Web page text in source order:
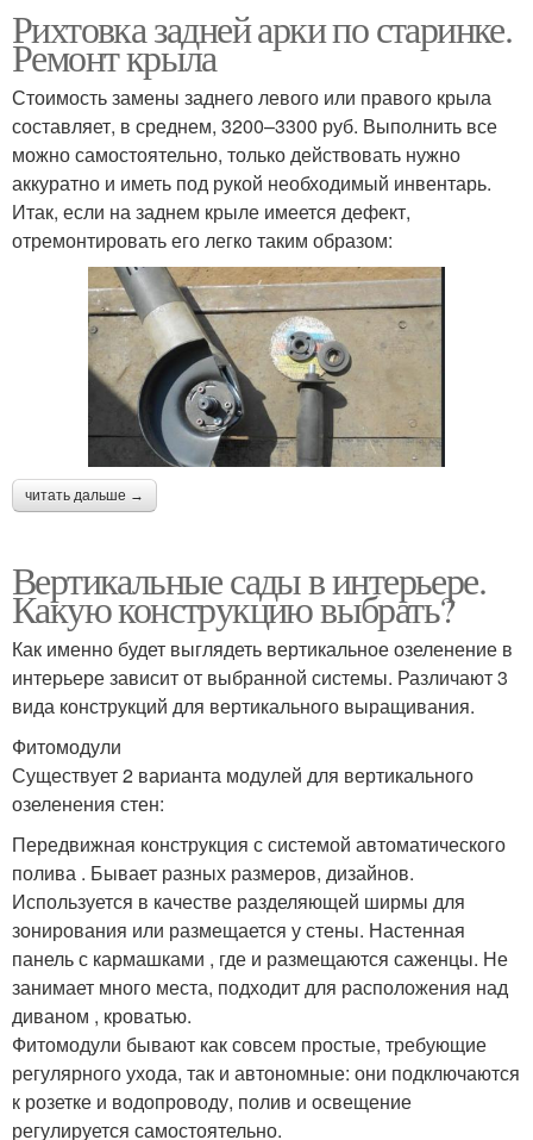
Рихтовка задней арки по старинке.
Ремонт крыла
Стоимость замены заднего левого или правого крыла
составляет, в среднем, 3200–3300 руб. Выполнить все
можно самостоятельно, только действовать нужно
аккуратно и иметь под рукой необходимый инвентарь.
Итак, если на заднем крыле имеется дефект,
отремонтировать его легко таким образом:
читать дальше →
Вертикальные сады в интерьере.
Какую конструкцию выбрать?
Как именно будет выглядеть вертикальное озеленение в
интерьере зависит от выбранной системы. Различают 3
вида конструкций для вертикального выращивания.
Фитомодули
Существует 2 варианта модулей для вертикального
озеленения стен:
Передвижная конструкция с системой автоматического
полива . Бывает разных размеров, дизайнов.
Используется в качестве разделяющей ширмы для
зонирования или размещается у стены. Настенная
панель с кармашками , где и размещаются саженцы. Не
занимает много места, подходит для расположения над
диваном , кроватью.
Фитомодули бывают как совсем простые, требующие
регулярного ухода, так и автономные: они подключаются
к розетке и водопроводу, полив и освещение
регулируется самостоятельно.